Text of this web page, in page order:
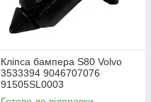
Кліпса бампера S80 Volvo
3533394 9046707076
91505SL0003